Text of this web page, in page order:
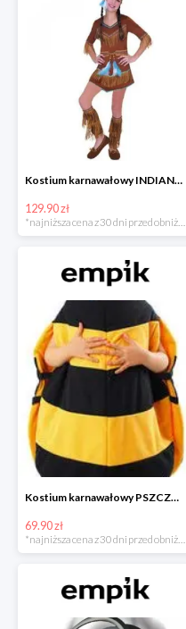
Kostium karnawałowy INDIANKA
129.90 zł
*najniższa cena z 30 dni przed obniżką
Kostium karnawałowy PSZCZÓŁKA
69.90 zł